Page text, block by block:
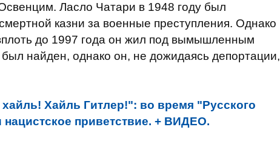
Ласло Чатари в 1948 году был
казни за военные преступления. Однако
до 1997 года он жил под вымышленным
найден, однако он, не дожидаясь депортации,
Хайль Гитлер!": во время "Русского
приветствие. + ВИДЕО.